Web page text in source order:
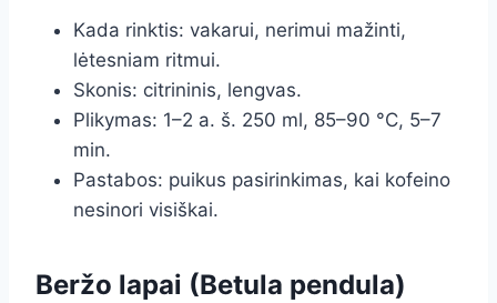
Kada rinktis: vakarui, nerimui mažinti,
lėtesniam ritmui.
Skonis: citrininis, lengvas.
Plikymas: 1–2 a. š. 250 ml, 85–90 °C, 5–7
min.
Pastabos: puikus pasirinkimas, kai kofeino
nesinori visiškai.
Beržo lapai (Betula pendula)